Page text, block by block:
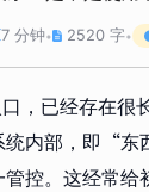
7 分钟• 2520 字•
，已经存在
内部，即“
控。这经常